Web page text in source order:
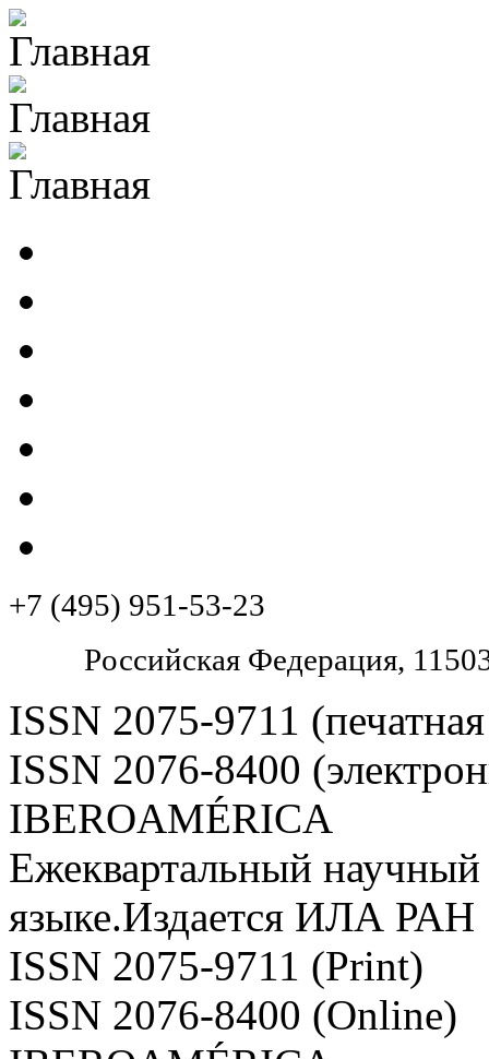
Перейти к основному содержанию
+7 (495) 951-53-23
Pоссийская Федерация,
ISSN 2075-9711
ISSN 2076-8400
IBEROAMÉRICA
Ежеквартальный
языке.Издается ИЛА РАН
ISSN 2075-9711 (Print)
ISSN 2076-8400 (Online)